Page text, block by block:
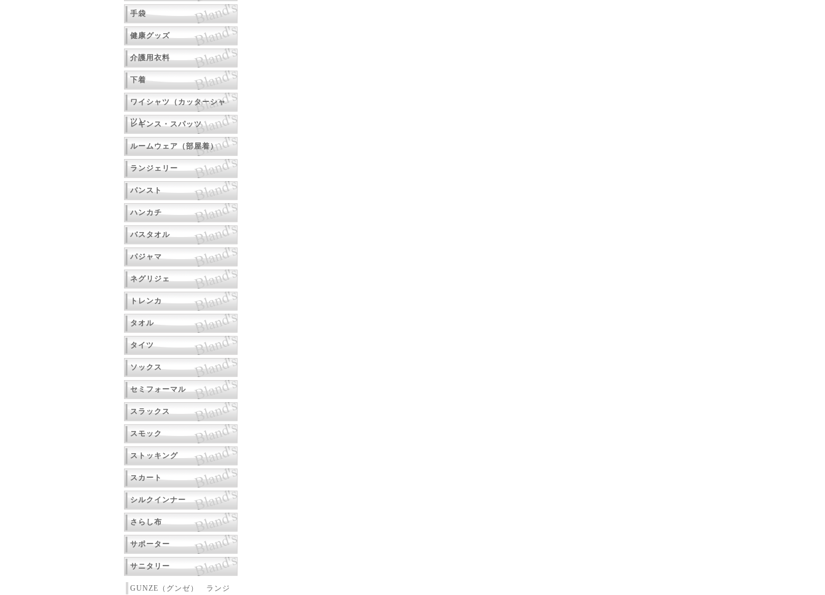
手袋
健康グッズ
介護用衣料
下着
ワイシャツ（カッターシャ
ツ）
レギンス・スパッツ
ルームウェア（部屋着）
ランジェリー
パンスト
ハンカチ
バスタオル
パジャマ
ネグリジェ
トレンカ
タオル
タイツ
ソックス
セミフォーマル
スラックス
スモック
ストッキング
スカート
シルクインナー
さらし布
サポーター
サニタリー
GUNZE（グンゼ） ランジ